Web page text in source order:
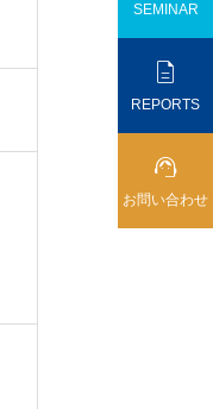
SEMINAR

REPORTS

お問い合わせ